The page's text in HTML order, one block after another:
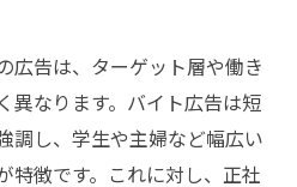
評価基準の違いを探る
採用に与える影響とは
れるプロの具体例紹介
広告は、ターゲット層や働き
異なります。バイト広告は短
調し、学生や主婦など幅広い
特徴です。これに対し、正社